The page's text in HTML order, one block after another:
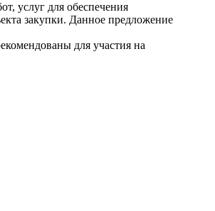
услуг для обеспечения
закупки. Данное предложение
для участия на